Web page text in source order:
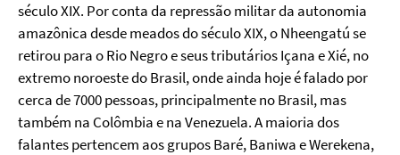
século XIX. Por conta da repressão militar da autonomia
amazônica desde meados do século XIX, o Nheengatú se
retirou para o Rio Negro e seus tributários Içana e Xié, no
extremo noroeste do Brasil, onde ainda hoje é falado por
cerca de 7000 pessoas, principalmente no Brasil, mas
também na Colômbia e na Venezuela. A maioria dos
falantes pertencem aos grupos Baré, Baniwa e Werekena,